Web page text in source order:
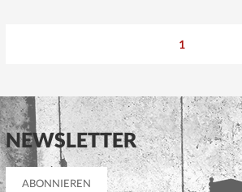
1
NEWSLETTER